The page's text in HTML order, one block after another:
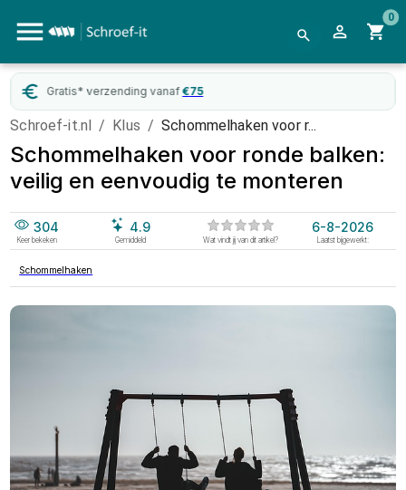
0
€75
Schroef-it.nl / Klus / Schommelhaken voor r...
Schommelhaken voor ronde balken:
veilig en eenvoudig te monteren
304
Keer bekeken
4.9
Gemiddeld Wat vindt jij van dit artikel?
6-8-2026
Laatst bijgewerkt:
Schommelhaken